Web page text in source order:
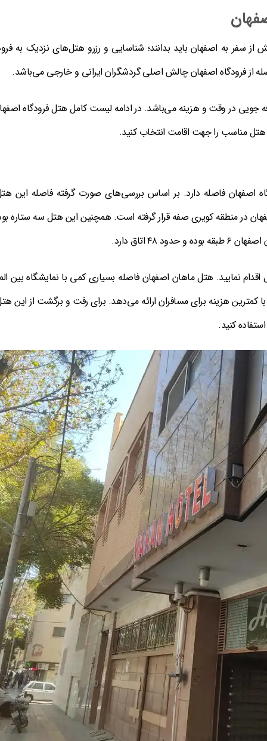
سفر به اصفهان باید بدانند؛ شناسایی و رزرو هتل‌های نزدیک به
از فرودگاه اصفهان چالش اصلی گردشگران ایرانی و خارجی می‌باشد.
جویی در وقت و هزینه می‌باشد. در ادامه لیست کامل هتل فرودگاه
مناسب را جهت اقامت انتخاب کنید.
با فرودگاه اصفهان فاصله دارد. بر اساس بررسی‌های صورت گرفته فاصله این
هتل ماهان اصفهان در منطقه کویری صفه قرار گرفته است. همچنین این هتل سه ستاره
اقدام نمایید. هتل ماهان اصفهان فاصله بسیاری کمی با نمایشگاه بین
کمترین هزینه برای مسافران ارائه می‌دهد. برای رفت و برگشت از این
استفاده کنید.